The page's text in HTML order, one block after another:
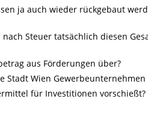
ja auch wieder rückgebaut
Steuer tatsächlich diesen
aus Förderungen über?
Stadt Wien
für Investitionen vorschießt?